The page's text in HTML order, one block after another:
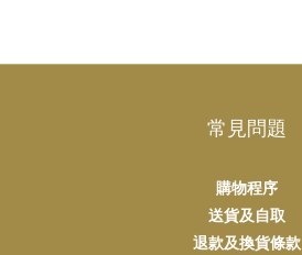
常見問題
購物程序
送貨及自取
退款及換貨條款